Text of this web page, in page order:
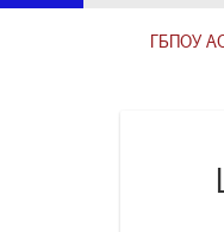
ГБПОУ